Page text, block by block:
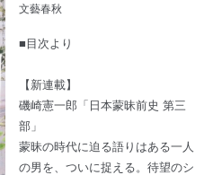
文藝春秋
■目次より
【新連載】
磯崎憲一郎「日本蒙昧前史 第三
部」
蒙昧の時代に迫る語りはある一人
の男を、ついに捉える。待望のシ